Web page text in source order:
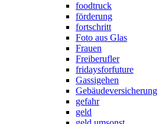
foodtruck
förderung
fortschritt
Foto aus Glas
Frauen
Freiberufler
fridaysforfuture
Gassigehen
Gebäudeversicherung
gefahr
geld